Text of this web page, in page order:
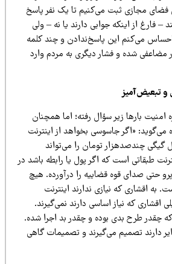
مجازی ثبت می‌کنیم تا یک نفر پاسخ
اینکه جوابی دارند یا نه – ولی
این پاسخ‌ندادن و چند کلمه
شده و فشار دیگری به مردم وارد
بارها زیر سؤال رفته؛ اما همچنان
«اگر جاسوسی بخواهد از اینترنت
چندصدهزار تومان را می‌تواند
است که اگر پول یا رابطه باشد در
قوه قضاییه را درآورده. هیچ
که نیازی ندارند اینترنت
که نیاز اساسی دارند نمی‌گیرند.
طرح بدی بوده و چقدر بد اجرا شده.
تصمیم می‌گیرند و تصمیمات گاهی